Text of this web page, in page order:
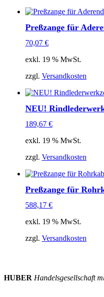
Preßzange für
70,07 €
exkl. 19 % MwSt.
zzgl. Versandkosten
NEU!
189,67 €
exkl. 19 % MwSt.
zzgl. Versandkosten
Preßzange für
588,17 €
exkl. 19 % MwSt.
zzgl. Versandkosten
HUBER Handelsgesellschaft